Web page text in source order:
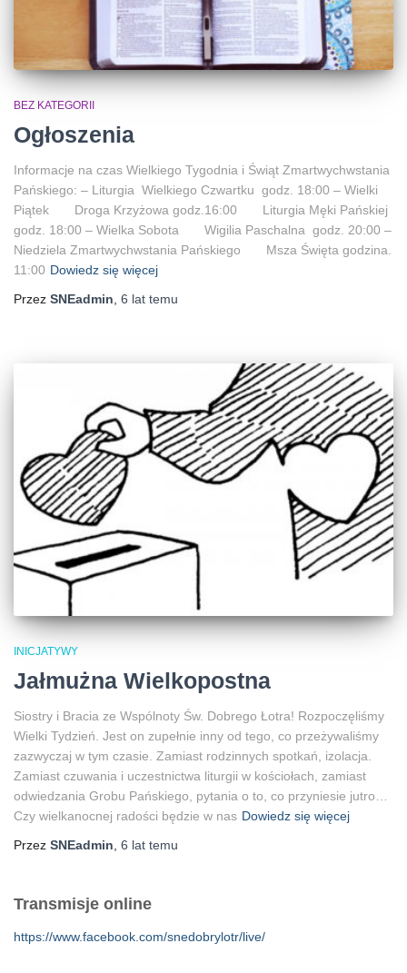
BEZ KATEGORII
Ogłoszenia
Informacje na czas Wielkiego Tygodnia i Świąt Zmartwychwstania
Pańskiego: – Liturgia Wielkiego Czwartku godz. 18:00 – Wielki
Piątek Droga Krzyżowa godz.16:00 Liturgia Męki Pańskiej
godz. 18:00 – Wielka Sobota Wigilia Paschalna godz. 20:00 –
Niedziela Zmartwychwstania Pańskiego Msza Święta godzina.
11:00 Dowiedz się więcej
Przez SNEadmin 6 lat temu
INICJATYWY
Jałmużna Wielkopostna
Siostry i Bracia ze Wspólnoty Św. Dobrego Łotra! Rozpoczęliśmy
Wielki Tydzień. Jest on zupełnie inny od tego, co przeżywaliśmy
zazwyczaj w tym czasie. Zamiast rodzinnych spotkań, izolacja.
Zamiast czuwania i uczestnictwa liturgii w kościołach, zamiast
odwiedzania Grobu Pańskiego, pytania o to, co przyniesie jutro…
Czy wielkanocnej radości będzie w nas Dowiedz się więcej
Przez SNEadmin, 6 lat temu
Transmisje online
https://www.facebook.com/snedobrylotr/live/